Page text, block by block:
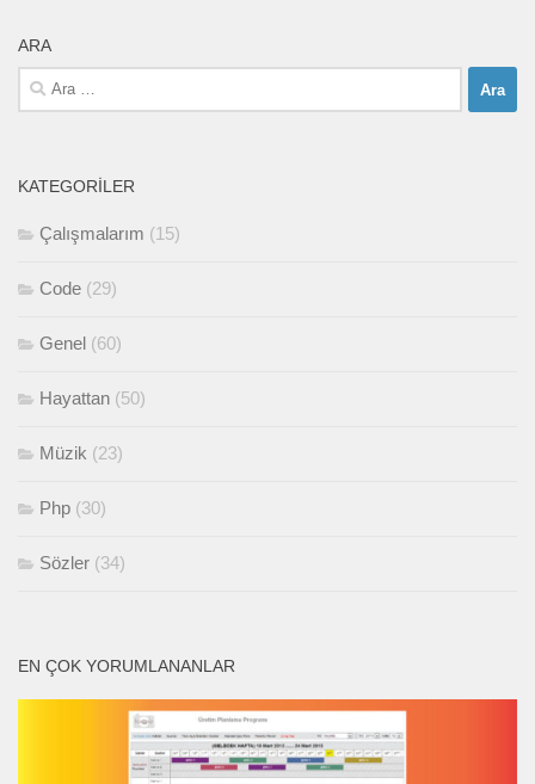
ARA
Arama:
KATEGORILER
Çalışmalarım (15)
Code (29)
Genel (60)
Hayattan (50)
Müzik (23)
Php (30)
Sözler (34)
EN ÇOK YORUMLANANLAR